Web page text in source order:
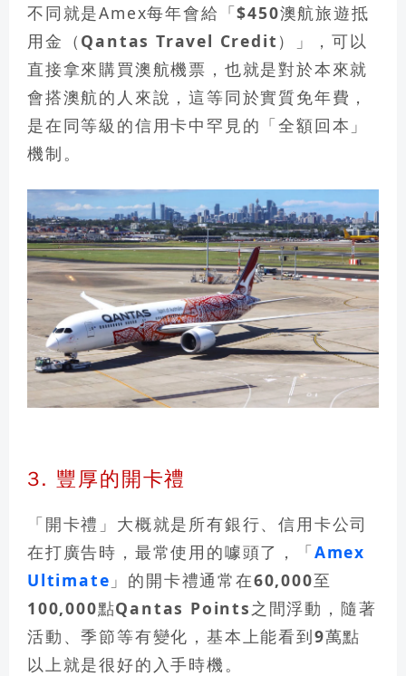
不同就是Amex每年會給「$450澳航旅遊抵
用金（Qantas Travel Credit）
」， 可以
直接拿來購買澳航機票 ，也就是對於本來就
會搭澳航的人來說，這等同於實質免年費 ，
是在同等級的信用卡中罕見的「全額回本」
機制。
3. 豐厚的開卡禮
「開卡禮」大概就是所有銀行、信用卡公司
在打廣告時，最常使用的噱頭了，「Amex
Ultimate 」的開卡禮通常在60,000至
100,000點Qantas Points 之間浮動，隨著
活動、季節等有變化，基本上能看到9萬點
以上就是很好的入手時機 。